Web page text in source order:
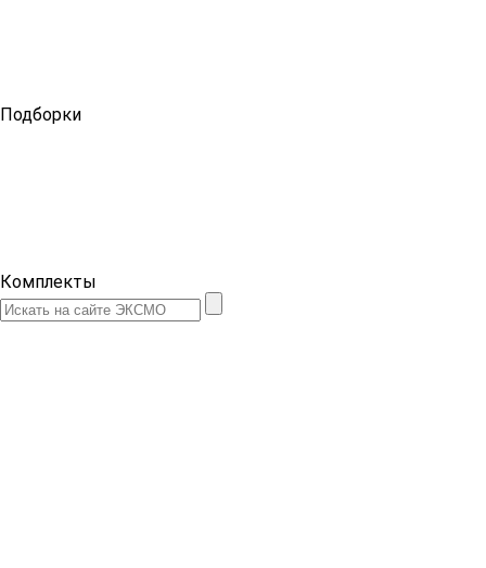
Подборки
Комплекты